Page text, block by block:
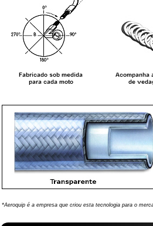
*Aeroquip é a empresa que criou esta tecnologia para o